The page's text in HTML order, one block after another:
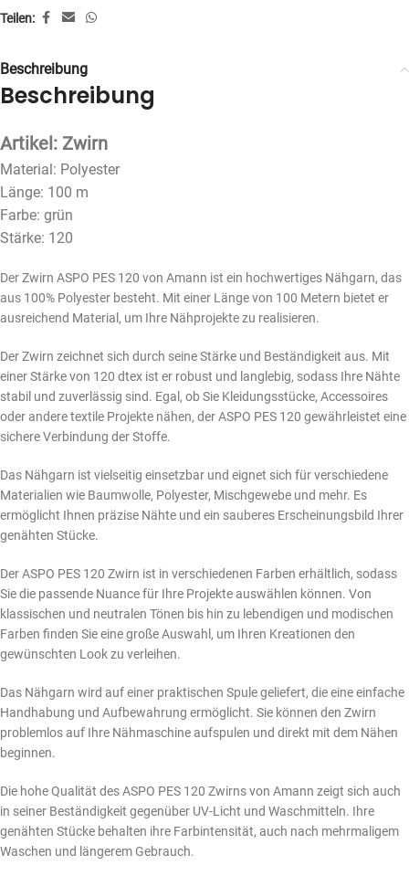
Teilen:
Beschreibung
Beschreibung
Artikel: Zwirn
Material: Polyester
Länge: 100 m
Farbe: grün
Stärke: 120
Der Zwirn ASPO PES 120 von Amann ist ein hochwertiges Nähgarn, das
aus 100% Polyester besteht. Mit einer Länge von 100 Metern bietet er
ausreichend Material, um Ihre Nähprojekte zu realisieren.
Der Zwirn zeichnet sich durch seine Stärke und Beständigkeit aus. Mit
einer Stärke von 120 dtex ist er robust und langlebig, sodass Ihre Nähte
stabil und zuverlässig sind. Egal, ob Sie Kleidungsstücke, Accessoires
oder andere textile Projekte nähen, der ASPO PES 120 gewährleistet eine
sichere Verbindung der Stoffe.
Das Nähgarn ist vielseitig einsetzbar und eignet sich für verschiedene
Materialien wie Baumwolle, Polyester, Mischgewebe und mehr. Es
ermöglicht Ihnen präzise Nähte und ein sauberes Erscheinungsbild Ihrer
genähten Stücke.
Der ASPO PES 120 Zwirn ist in verschiedenen Farben erhältlich, sodass
Sie die passende Nuance für Ihre Projekte auswählen können. Von
klassischen und neutralen Tönen bis hin zu lebendigen und modischen
Farben finden Sie eine große Auswahl, um Ihren Kreationen den
gewünschten Look zu verleihen.
Das Nähgarn wird auf einer praktischen Spule geliefert, die eine einfache
Handhabung und Aufbewahrung ermöglicht. Sie können den Zwirn
problemlos auf Ihre Nähmaschine aufspulen und direkt mit dem Nähen
beginnen.
Die hohe Qualität des ASPO PES 120 Zwirns von Amann zeigt sich auch
in seiner Beständigkeit gegenüber UV-Licht und Waschmitteln. Ihre
genähten Stücke behalten ihre Farbintensität, auch nach mehrmaligem
Waschen und längerem Gebrauch.